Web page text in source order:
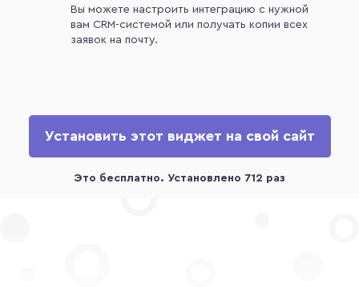
Вы можете настроить интеграцию с нужной
вам CRM-системой или получать копии всех
заявок на почту.
Установить этот виджет на свой сайт